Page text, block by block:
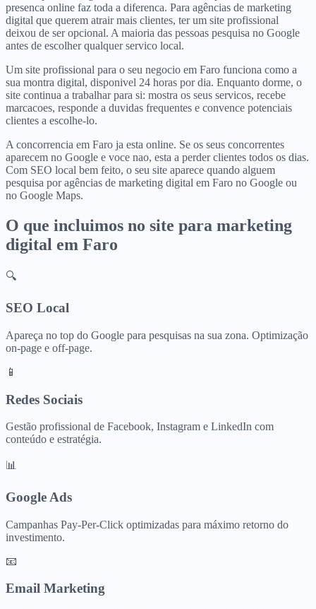
presenca online faz toda a diferenca. Para agências de marketing
digital que querem atrair mais clientes, ter um site profissional
deixou de ser opcional. A maioria das pessoas pesquisa no Google
antes de escolher qualquer servico local.
Um site profissional para o seu negocio em Faro funciona como a
sua montra digital, disponivel 24 horas por dia. Enquanto dorme, o
site continua a trabalhar para si: mostra os seus servicos, recebe
marcacoes, responde a duvidas frequentes e convence potenciais
clientes a escolhe-lo.
A concorrencia em Faro ja esta online. Se os seus concorrentes
aparecem no Google e voce nao, esta a perder clientes todos os dias.
Com SEO local bem feito, o seu site aparece quando alguem
pesquisa por agências de marketing digital em Faro no Google ou
no Google Maps.
O que incluimos no site para marketing
digital em Faro
🔍
SEO Local
Apareça no top do Google para pesquisas na sua zona. Optimização
on-page e off-page.
📱
Redes Sociais
Gestão profissional de Facebook, Instagram e LinkedIn com
conteúdo e estratégia.
📊
Google Ads
Campanhas Pay-Per-Click optimizadas para máximo retorno do
investimento.
📧
Email Marketing